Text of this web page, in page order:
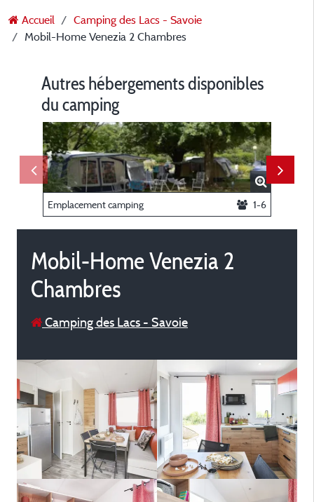
Accueil
Camping des Lacs - Savoie
Mobil-Home Venezia 2 Chambres
Autres hébergements disponibles
du camping
Emplacement camping 1-6
Mobil-Home Venezia 2
Chambres
Camping des Lacs - Savoie